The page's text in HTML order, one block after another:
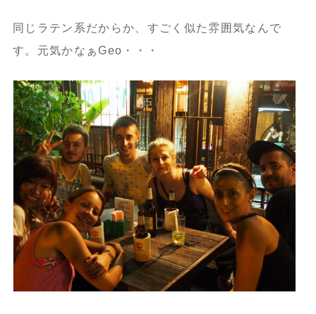
同じラテン系だからか、すごく似た雰囲気なんで
す。元気かなぁGeo・・・